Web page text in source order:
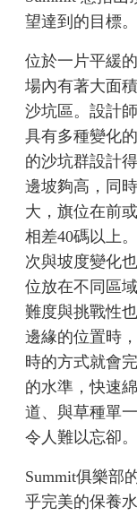
望達到的目標。
位於一片平緩
場內有著大面
沙坑區。設計
具有多種變化
的沙坑群設計
邊坡夠高，同
大，旗位在前
相差40碼以上
次與坡度變化
位放在不同區
難度與挑戰性
邊緣的位置時
時的方式就會
的水準，快速
道、與草種單
令人難以忘卻。
Summit俱樂部
乎完美的保養